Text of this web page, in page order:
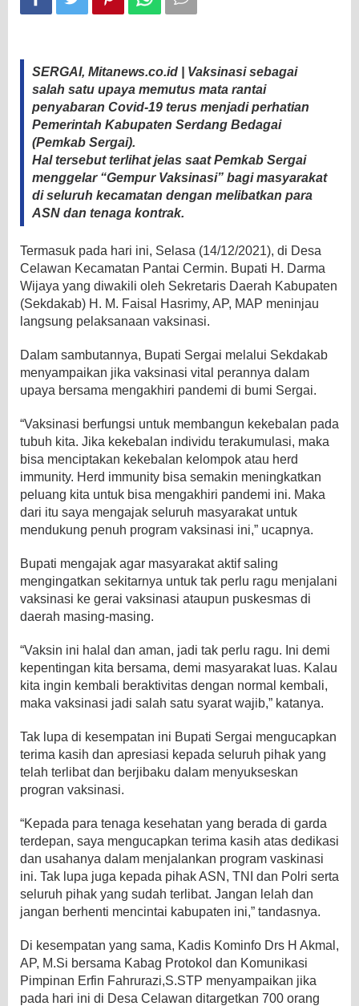
SERGAI, Mitanews.co.id | Vaksinasi sebagai
salah satu upaya memutus mata rantai
penyabaran Covid-19 terus menjadi perhatian
Pemerintah Kabupaten Serdang Bedagai
(Pemkab Sergai).
Hal tersebut terlihat jelas saat Pemkab Sergai
menggelar “Gempur Vaksinasi” bagi masyarakat
di seluruh kecamatan dengan melibatkan para
ASN dan tenaga kontrak.
Termasuk pada hari ini, Selasa (14/12/2021), di Desa
Celawan Kecamatan Pantai Cermin. Bupati H. Darma
Wijaya yang diwakili oleh Sekretaris Daerah Kabupaten
(Sekdakab) H. M. Faisal Hasrimy, AP, MAP meninjau
langsung pelaksanaan vaksinasi.
Dalam sambutannya, Bupati Sergai melalui Sekdakab
menyampaikan jika vaksinasi vital perannya dalam
upaya bersama mengakhiri pandemi di bumi Sergai.
“Vaksinasi berfungsi untuk membangun kekebalan pada
tubuh kita. Jika kekebalan individu terakumulasi, maka
bisa menciptakan kekebalan kelompok atau herd
immunity. Herd immunity bisa semakin meningkatkan
peluang kita untuk bisa mengakhiri pandemi ini. Maka
dari itu saya mengajak seluruh masyarakat untuk
mendukung penuh program vaksinasi ini,” ucapnya.
Bupati mengajak agar masyarakat aktif saling
mengingatkan sekitarnya untuk tak perlu ragu menjalani
vaksinasi ke gerai vaksinasi ataupun puskesmas di
daerah masing-masing.
“Vaksin ini halal dan aman, jadi tak perlu ragu. Ini demi
kepentingan kita bersama, demi masyarakat luas. Kalau
kita ingin kembali beraktivitas dengan normal kembali,
maka vaksinasi jadi salah satu syarat wajib,” katanya.
Tak lupa di kesempatan ini Bupati Sergai mengucapkan
terima kasih dan apresiasi kepada seluruh pihak yang
telah terlibat dan berjibaku dalam menyukseskan
progran vaksinasi.
“Kepada para tenaga kesehatan yang berada di garda
terdepan, saya mengucapkan terima kasih atas dedikasi
dan usahanya dalam menjalankan program vaskinasi
ini. Tak lupa juga kepada pihak ASN, TNI dan Polri serta
seluruh pihak yang sudah terlibat. Jangan lelah dan
jangan berhenti mencintai kabupaten ini,” tandasnya.
Di kesempatan yang sama, Kadis Kominfo Drs H Akmal,
AP, M.Si bersama Kabag Protokol dan Komunikasi
Pimpinan Erfin Fahrurazi,S.STP menyampaikan jika
pada hari ini di Desa Celawan ditargetkan 700 orang